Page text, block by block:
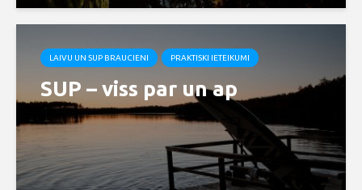
LAIVU UN SUP BRAUCIENI PRAKTISKI IETEIKUMI
SUP – viss par un ap